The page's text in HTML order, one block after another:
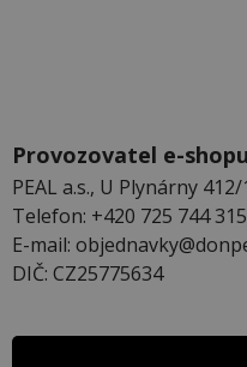
Provozovatel e-
PEAL a.s., U Plynárny
Telefon: +420 725 744 315
E-mail:
DIČ: CZ25775634